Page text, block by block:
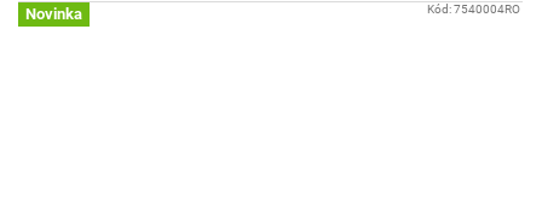
Novinka Kód:7540004RO